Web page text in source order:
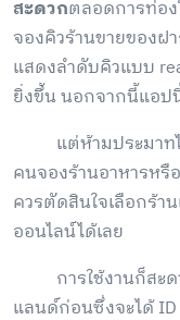
สะดวกตลอดการท่อ
จองคิวร้านขายของฝ
แสดงลำดับคิวแบบ
ยิ่งขึ้น นอกจากนี้แอป
แต่ห้ามประมาทไป
คนจองร้านอาหารหรื
ควรตัดสินใจเลือกร้า
ออนไลน์ได้เลย
การใช้งานก็สะดว
แลนด์ก่อนซึ่งจะได้